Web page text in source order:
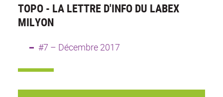
TOPO - LA LETTRE D'INFO DU LABEX
MILYON
#7 – Décembre 2017